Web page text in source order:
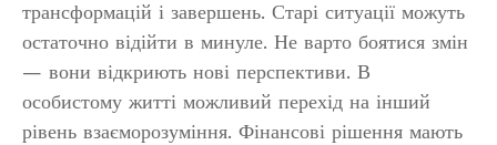
трансформацій і завершень. Старі ситуації можуть
остаточно відійти в минуле. Не варто боятися змін
— вони відкриють нові перспективи. В
особистому житті можливий перехід на інший
рівень взаєморозуміння. Фінансові рішення мають